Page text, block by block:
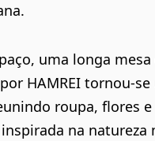
uma longa
HAMREI tornou-
roupa, flores
na